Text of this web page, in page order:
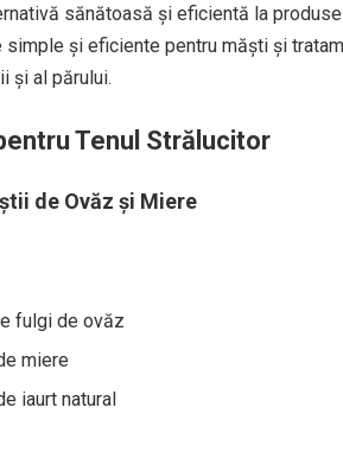
sănătoasă și eficientă la
simple și eficiente pentru măști și
și al părului.
Tenul Strălucitor
de Ovăz și Miere
fulgi de ovăz
miere
iaurt natural